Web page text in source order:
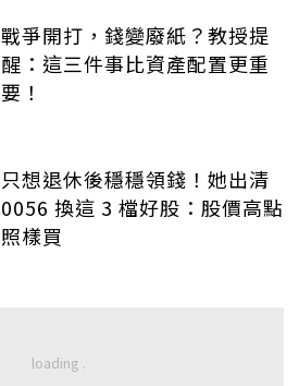
戰爭開打，錢變廢紙？教授提
醒：這三件事比資產配置更重
要！
只想退休後穩穩領錢！她出清
0056 換這 3 檔好股：股價高點
照樣買